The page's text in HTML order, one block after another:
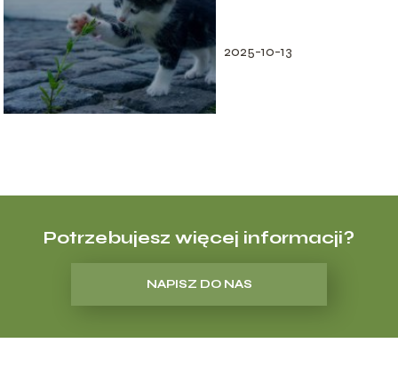
2025-10-13
Potrzebujesz więcej informacji?
NAPISZ DO NAS